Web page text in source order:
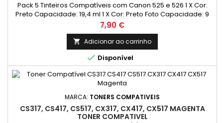
Pack 5 Tinteiros Compatíveis com Canon 525 e 526 1 X Cor:
Preto Capacidade: 19,4 ml 1 X Cor: Preto Foto Capacidade: 9
ml 1 X Cor: Ciano Capacidade: 9 ml 1 X Cor:
Magenta Capacidade: 9 ml 1 X Cor: Amarelo Capacidade: 9
ml
Preço
7,90 €
 Adicionar ao carrinho
 Disponível
MARCA: TONERS COMPATIVEIS
CS317, CS417, CS517, CX317, CX417, CX517 MAGENTA
TONER COMPATIVEL